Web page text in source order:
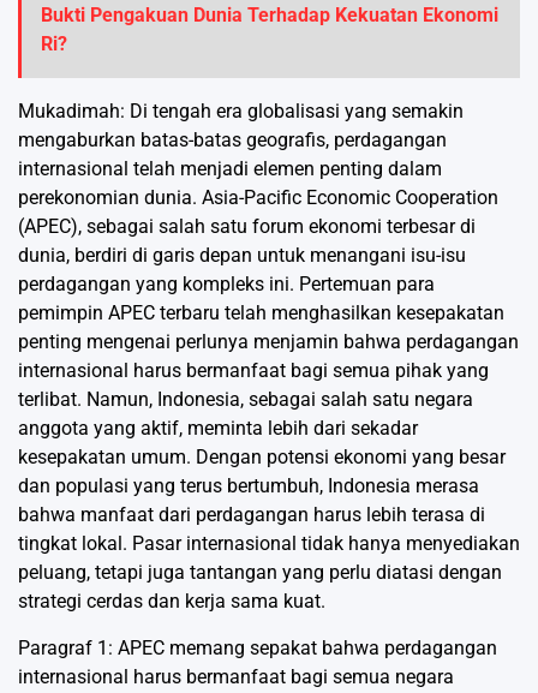
Bukti Pengakuan Dunia Terhadap Kekuatan Ekonomi
Ri?
Mukadimah: Di tengah era globalisasi yang semakin
mengaburkan batas-batas geografis, perdagangan
internasional telah menjadi elemen penting dalam
perekonomian dunia. Asia-Pacific Economic Cooperation
(APEC), sebagai salah satu forum ekonomi terbesar di
dunia, berdiri di garis depan untuk menangani isu-isu
perdagangan yang kompleks ini. Pertemuan para
pemimpin APEC terbaru telah menghasilkan kesepakatan
penting mengenai perlunya menjamin bahwa perdagangan
internasional harus bermanfaat bagi semua pihak yang
terlibat. Namun, Indonesia, sebagai salah satu negara
anggota yang aktif, meminta lebih dari sekadar
kesepakatan umum. Dengan potensi ekonomi yang besar
dan populasi yang terus bertumbuh, Indonesia merasa
bahwa manfaat dari perdagangan harus lebih terasa di
tingkat lokal. Pasar internasional tidak hanya menyediakan
peluang, tetapi juga tantangan yang perlu diatasi dengan
strategi cerdas dan kerja sama kuat.
Paragraf 1: APEC memang sepakat bahwa perdagangan
internasional harus bermanfaat bagi semua negara